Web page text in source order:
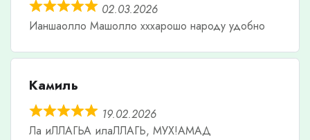
02.03.2026
Ианшаолло Машолло хххарошо народу удобно
Камиль
19.02.2026
Ла иЛЛАГЬА илаЛЛАГЬ, МУХ!АМАД